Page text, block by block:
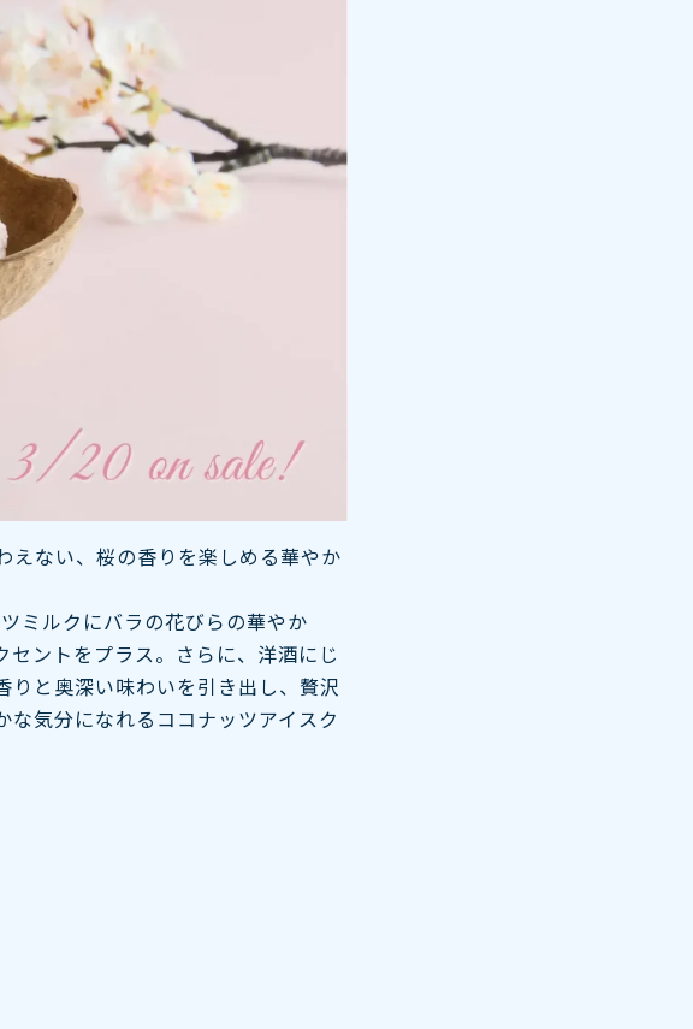
えない、桜の香りを楽しめる華やか
ミルクにバラの花びらの華やか
ントをプラス。さらに、洋酒にじ
りと奥深い味わいを引き出し、贅沢
気分になれるココナッツアイスク